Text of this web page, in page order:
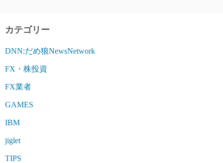
カテゴリー
DNN:だめ狼NewsNetwork
FX・株投資
FX業者
GAMES
IBM
jiglet
TIPS